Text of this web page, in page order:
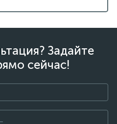
Задайте
сейчас!